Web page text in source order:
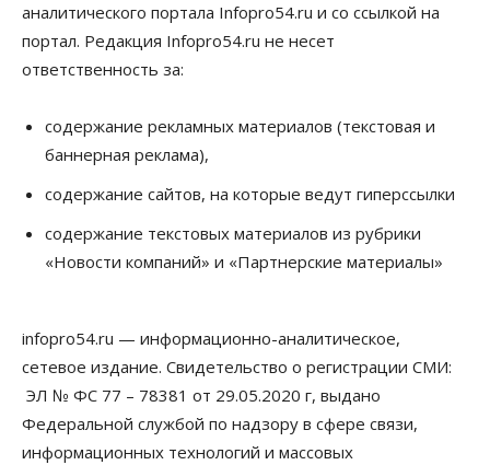
Бизнес
В аэропорту Толмачёво завершены работы по
бетонированию рулежных дорожек
07 Августа 2026, 17:00
Бизнес Недвижимость Общество
Новосибирцы стали реже оформлять
дома по упрощенной схеме
Власть Общество Право&Порядок
Роспотребнадзор изъял почти полторы тонны
мяса в Новосибирской области
Финансы
Расходы новосибирцев на спорт выросли на 40%
за полгода
07 Августа 2026, 14:35
Сибирские аграрии увеличивают посевы горчицы
аналитического портала Infopro54.ru и со ссылкой на
портал. Редакция Infopro54.ru не несет
ответственность за:
содержание рекламных материалов (текстовая и
баннерная реклама),
содержание сайтов, на которые ведут гиперссылки
содержание текстовых материалов из рубрики
«Новости компаний» и «Партнерские материалы»
infopro54.ru — информационно-аналитическое,
сетевое издание. Свидетельство о регистрации СМИ:
ЭЛ № ФС 77 – 78381 от 29.05.2020 г, выдано
Федеральной службой по надзору в сфере связи,
информационных технологий и массовых